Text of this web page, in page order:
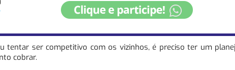
tentar ser competitivo com os vizinhos, é preciso ter um
cobrar.